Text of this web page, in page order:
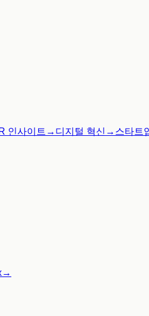
인사이트 → 디지털 혁신 → 스타트
→